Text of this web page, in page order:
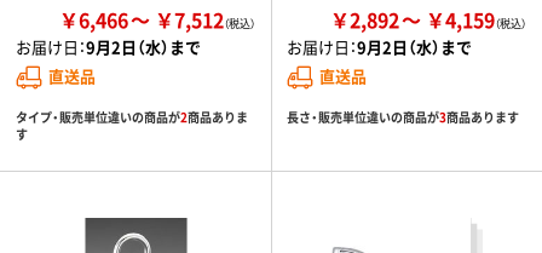
￥6,466 ￥7,512
お届け日：9月2日（水）まで
直送品
タイプ・販売単位違いの商品が2商品ありま
す
￥2,892 ￥4,159
お届け日：9月2日（水）まで
直送品
長さ・販売単位違いの商品が3商品あります